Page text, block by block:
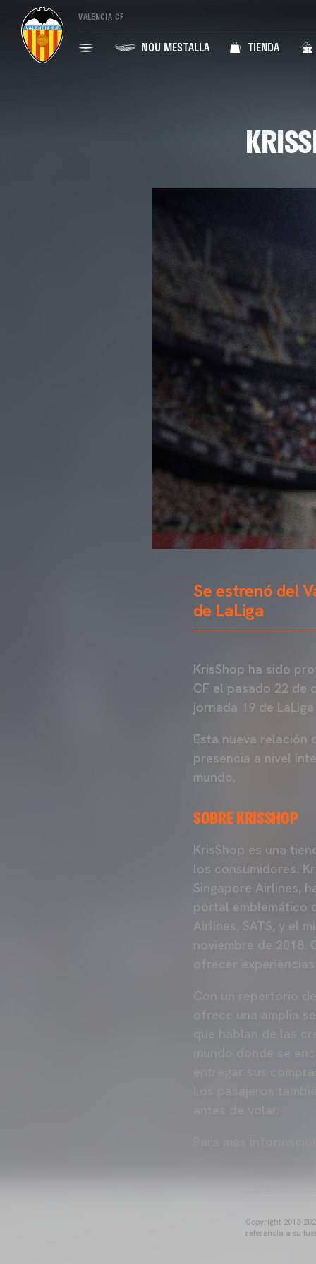
VALENCIA CF
NOU MESTALLA TIENDA
Se estrenó del
de LaLiga
KrisShop ha sido
CF el pasado 22 de
jornada 19 de
Esta nueva relación
presencia a nivel
mundo.
SOBRE KRISSHOP
KrisShop es una
los consumidores.
Singapore Airlines,
portal emblemático
Airlines, SATS, y el
noviembre de 2018.
ofrecer
Con un repertorio
Copyright 2013-
referencia a su